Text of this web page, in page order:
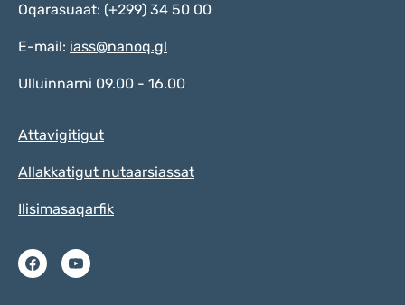
Oqarasuaat: (+299) 34 50 00
E-mail: iass@nanoq.gl
Ulluinnarni 09.00 - 16.00
Attavigitigut
Allakkatigut nutaarsiassat
Ilisimasaqarfik